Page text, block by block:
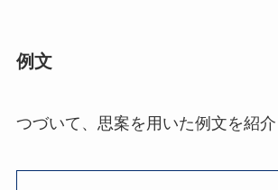
例文
つづいて、思案を用いた例文を紹介